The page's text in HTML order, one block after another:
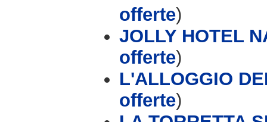
offerte)
JOLLY HOTEL
offerte)
L'ALLOGGIO
offerte)